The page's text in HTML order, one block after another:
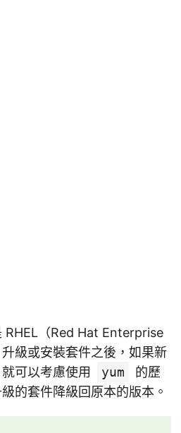
RHEL（Red Hat Enterprise
升級或安裝套件之後，如果新
可以考慮使用
yum
的歷
的套件降級回原本的版本。